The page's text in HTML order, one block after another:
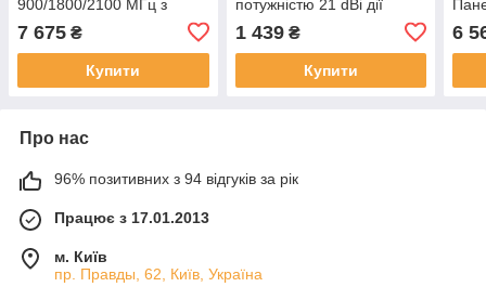
900/1800/2100 МГц з
Marketnet Square 19 dBi
7 675 ₴
Купити
потужністю 21 dBi дії
800/900/1800/2100/2600
МГц
1 439₴
Купити
22
6
Про нас
96% позитивних з 94 відгуків за рік
Працює з 17.01.2013
м. Київ
пр. Правды, 62, Київ, Україна